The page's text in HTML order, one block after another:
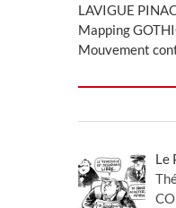
LAVIGUE
Mapping
Mouvement
Le